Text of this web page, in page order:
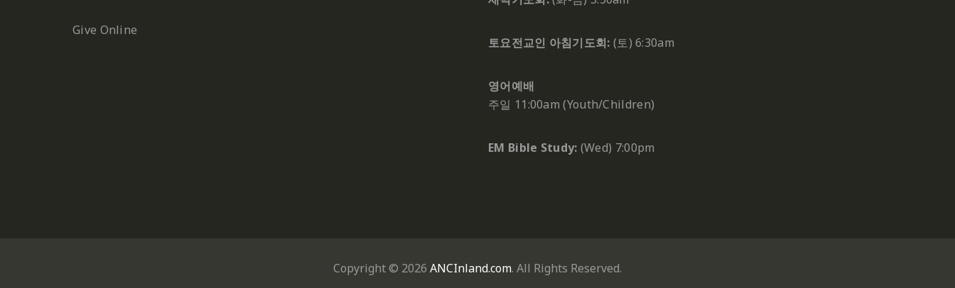
Give Online
토요전교인 아침기도회: (토) 6:30am
영어예배
주일 11:00am (Youth/Children)
EM Bible Study: (Wed) 7:00pm
Copyright © 2026 ANCInland.com. All Rights Reserved.